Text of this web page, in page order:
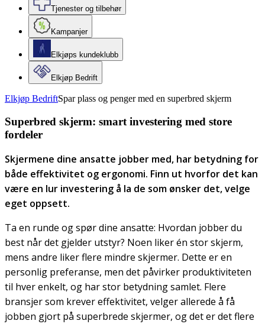
Tjenester og tilbehør
Kampanjer
Elkjøps kundeklubb
Elkjøp Bedrift
Elkjøp BedriftSpar plass og penger med en superbred skjerm
Superbred skjerm: smart investering med store
fordeler
Skjermene dine ansatte jobber med, har betydning for
både effektivitet og ergonomi. Finn ut hvorfor det kan
være en lur investering å la de som ønsker det, velge
eget oppsett.
Ta en runde og spør dine ansatte: Hvordan jobber du
best når det gjelder utstyr? Noen liker én stor skjerm,
mens andre liker flere mindre skjermer. Dette er en
personlig preferanse, men det påvirker produktiviteten
til hver enkelt, og har stor betydning samlet. Flere
bransjer som krever effektivitet, velger allerede å få
jobben gjort på superbrede skjermer, og det er det flere